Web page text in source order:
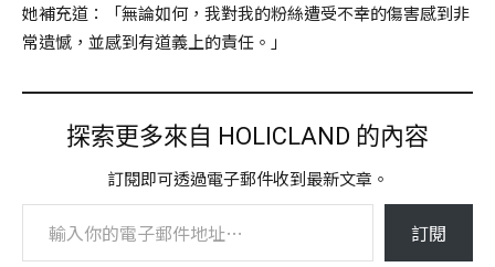
她補充道：「無論如何，我對我的粉絲遭受不幸的傷害感到非
常遺憾，並感到有道義上的責任。」
探索更多來自 HOLICLAND 的內容
訂閱即可透過電子郵件收到最新文章。
輸入你的電子郵件地址…
訂閱